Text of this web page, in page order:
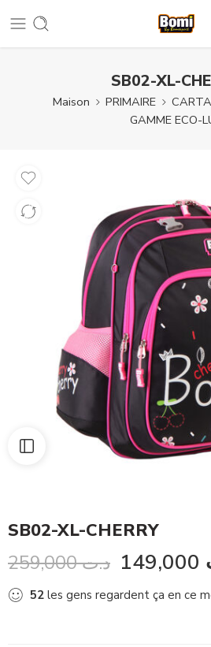
SB02-XL-
Maison PRIMAIRE
GAMME ECO-
SB02-XL-CHERRY
د.ت259,000
52 les gens regardent ça en ce